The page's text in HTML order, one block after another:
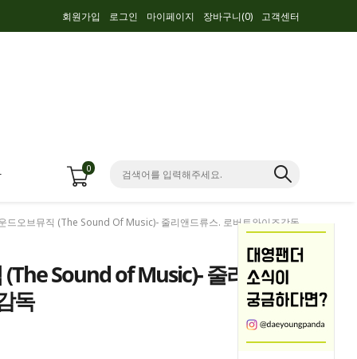
회원가입 로그인 마이페이지 장바구니(0) 고객센터
0
드오브뮤직 (The Sound Of Music)- 줄리앤드류스. 로버트와이즈감독
Sound of Music)- 줄리앤
독